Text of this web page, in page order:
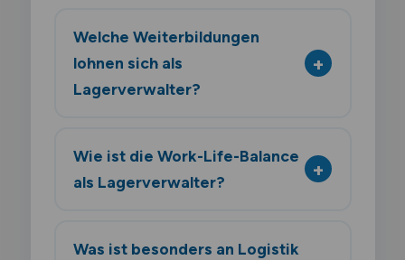
Welche Weiterbildungen
lohnen sich als
Lagerverwalter?
Wie ist die Work-Life-Balance
als Lagerverwalter?
Was ist besonders an Logistik